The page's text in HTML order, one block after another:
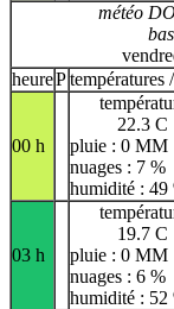
météo
heurePtempératures
00 h
22.3 C
pluie : 0 MM
nuages : 7 %
humidité : 49
03 h
19.7 C
pluie : 0 MM
nuages : 6 %
humidité : 52